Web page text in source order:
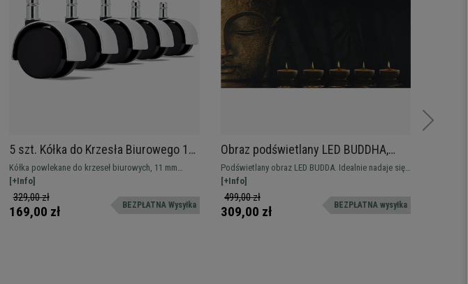
5 szt. Kółka do Krzesła Biurowego 11
x 50 mm, Miękkie, Powłoka Ochronna,
Kolor Srebrny, Udźwig do 150 kg
Kółka powlekane do krzeseł biurowych, 11 mm
średnica trzpienia. Bardzo wytrzymałe, udźwig do
150 kg. Idealny dodatek! Wysyłka gratis i dostawa
24h
[+Info]
329,00 zł
169,00 zł BEZPŁATNA Wysyłka
Obraz podświetlany LED BUDDHA,
wymiary 55x110 cm
Podświetlany obraz LED BUDDA. Idealnie nadaje się
do dekoracji i oświetlenia wnętrza.
[+Info]
499,00 zł
309,00 zł BEZPŁATNA wysyłka